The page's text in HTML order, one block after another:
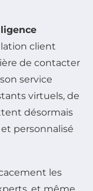
client
de contacter
service
virtuels, de
désormais
personnalisé
les